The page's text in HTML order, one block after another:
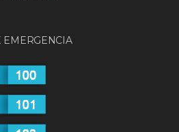
EMERGENCIA